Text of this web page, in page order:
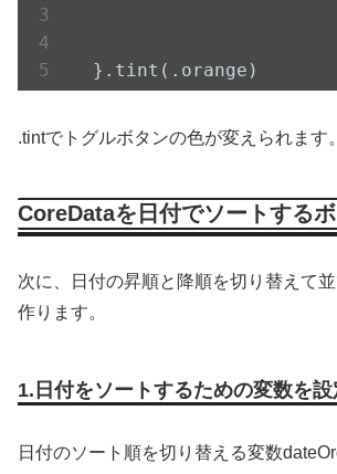
  }.tint(.orange)
.tintでトグルボタンの色が変えられます。
CoreDataを日付でソートする
次に、日付の昇順と降順を切り替えて
作ります。
1.日付をソートするための変数を設
日付のソート順を切り替える変数